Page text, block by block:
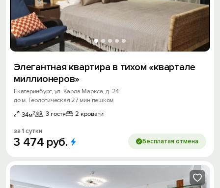
Элегантная квартира в тихом «квартале
миллионеров»
Екатеринбург, ул. Карла Маркса, д. 24
до м. Геологическая 27 мин пешком
34м2 3 гостя 2 кровати
за 1 сутки
3 474 руб. Бесплатая отмена